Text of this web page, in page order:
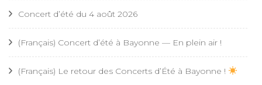
Concert d’été du 4 août 2026
(Français) Concert d’été à Bayonne — En plein air !
(Français) Le retour des Concerts d’Été à Bayonne !